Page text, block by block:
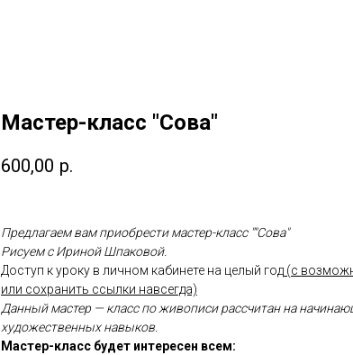
Мастер-класс "Сова"
600,00 р.
Предлагаем вам приобрести мастер-класс ""Сова"
Рисуем с Ириной Шпаковой.
Доступ к уроку в личном кабинете на целый год (с
или сохранить ссылки навсегда)
Данный мастер — класс по живописи рассчитан на
художественных навыков.
Мастер-класс будет интересен всем: